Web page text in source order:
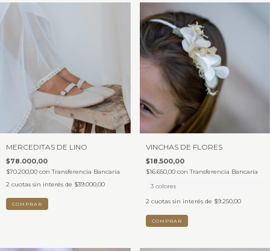
MERCEDITAS DE LINO
$78.000,00
$70.200,00 con Transferencia Bancaria
2 cuotas sin interés de $39.000,00
COMPRAR
VINCHAS DE FLORES
$18.500,00
$16.650,00 con Transferencia Bancaria
3 colores
2 cuotas sin interés de $9.250,00
COMPRAR